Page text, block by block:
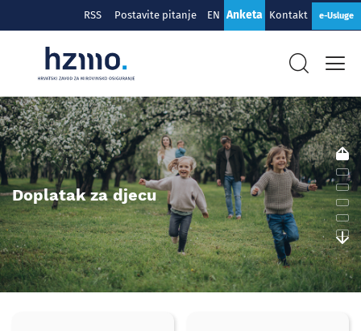
RSS Postavite pitanje EN Anketa Kontakt e-Usluge
Hrvatski
zavod
za
mirovinsko
osiguranje
Doplatak za djecu